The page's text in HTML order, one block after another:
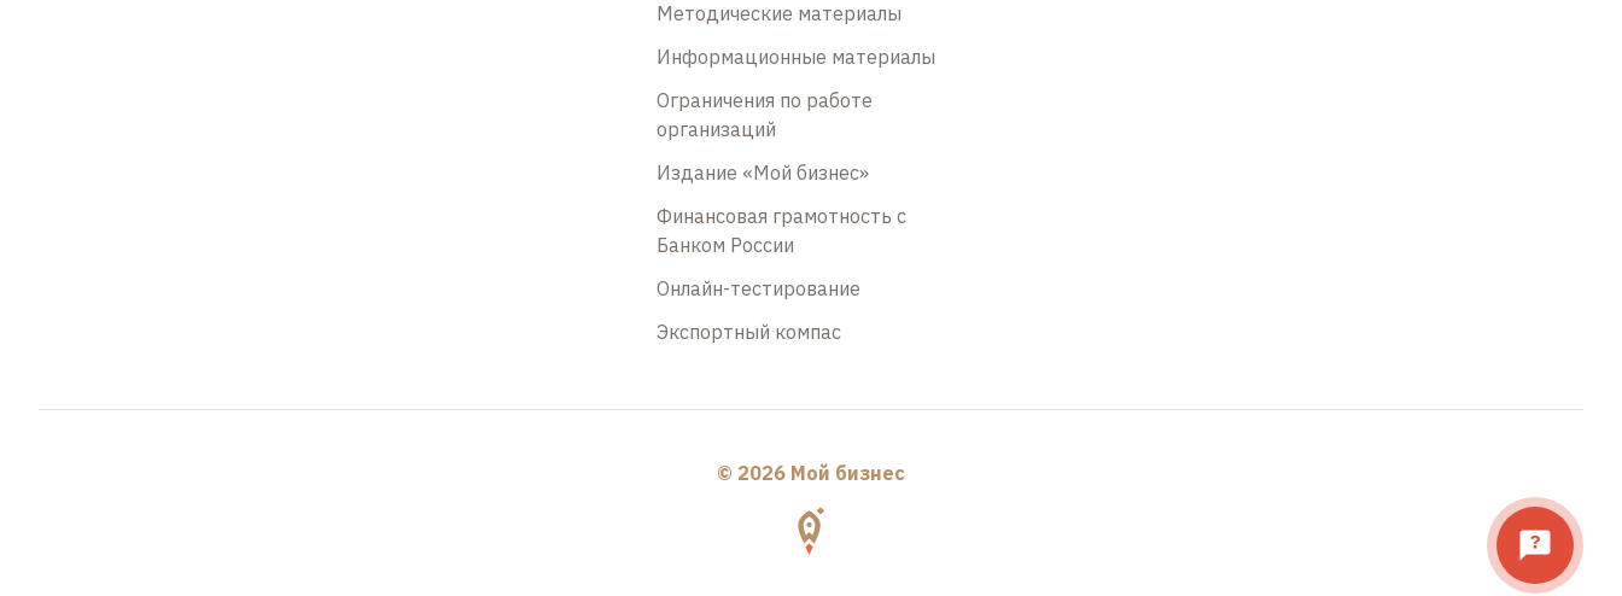
Методические материалы
Информационные материалы
Ограничения по работе
организаций
Издание «Мой бизнес»
Финансовая грамотность с
Банком России
Онлайн-тестирование
Экспортный компас
© 2026 Мой бизнес